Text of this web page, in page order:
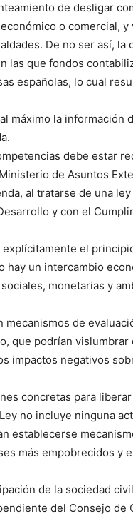
de desligar
o comercial,
De no ser así,
las que fondos
españolas, lo cual
máximo la
debe estar
de Asuntos
al tratarse de una
y con el
explícitamente el
hay un intercambio
monetarias y
mecanismos de
que podrían
impactos negativos
concretas para
no incluye ninguna
establecerse
más empobrecidos y
de la sociedad
del Consejo de